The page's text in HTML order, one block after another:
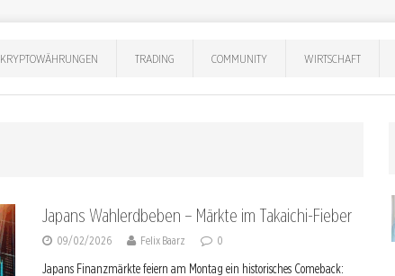
KRYPTOWÄHRUNGEN TRADING COMMUNITY WIRTSCHAFT
Japans Wahlerdbeben – Märkte im Taka­ichi-Fieber
09/02/2026 Felix Baarz 0
Japans Finanzmärkte feiern am Montag ein historisches Comeback: